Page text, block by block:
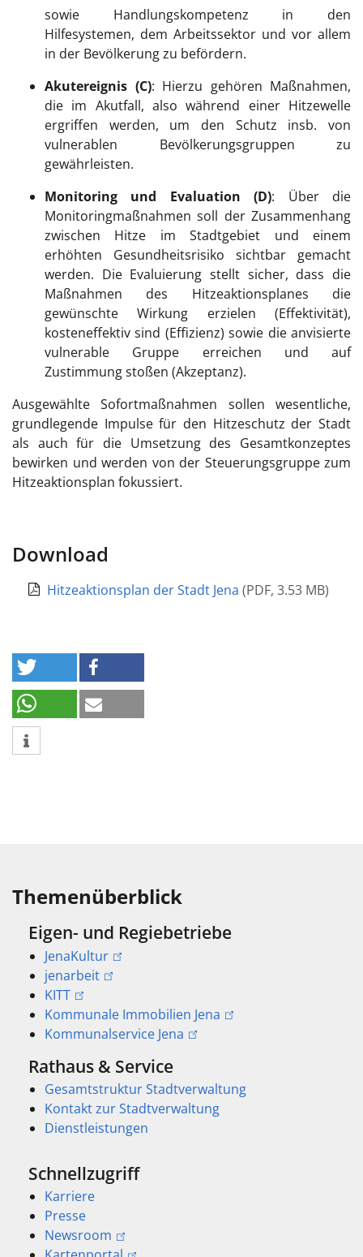
sowie Handlungskompetenz in den
Hilfesystemen, dem Arbeitssektor und vor allem
in der Bevölkerung zu befördern.
Akutereignis (C): Hierzu gehören Maßnahmen,
die im Akutfall, also während einer Hitzewelle
ergriffen werden, um den Schutz insb. von
vulnerablen Bevölkerungsgruppen zu
gewährleisten.
Monitoring und Evaluation (D): Über die
Monitoringmaßnahmen soll der Zusammenhang
zwischen Hitze im Stadtgebiet und einem
erhöhten Gesundheitsrisiko sichtbar gemacht
werden. Die Evaluierung stellt sicher, dass die
Maßnahmen des Hitzeaktionsplanes die
gewünschte Wirkung erzielen (Effektivität),
kosteneffektiv sind (Effizienz) sowie die anvisierte
vulnerable Gruppe erreichen und auf
Zustimmung stoßen (Akzeptanz).
Ausgewählte Sofortmaßnahmen sollen wesentliche,
grundlegende Impulse für den Hitzeschutz der Stadt
als auch für die Umsetzung des Gesamtkonzeptes
bewirken und werden von der Steuerungsgruppe zum
Hitzeaktionsplan fokussiert.
Download
Hitzeaktionsplan der Stadt Jena (PDF, 3.53 MB)
Themenüberblick
Eigen- und Regiebetriebe
JenaKultur
jenarbeit
KITT
Kommunale Immobilien Jena
Kommunalservice Jena
Rathaus & Service
Gesamtstruktur Stadtverwaltung
Kontakt zur Stadtverwaltung
Dienstleistungen
Schnellzugriff
Karriere
Presse
Newsroom